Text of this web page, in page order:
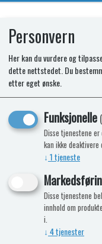
KREMET
Lilla - Lavendel
Kampanje
Personvern
Her kan du vurdere og
dette nettstedet. Du
etter eget ønske.
Funksjonelle
Disse tjenestene
kan ikke
↓ 1tjeneste
Disse tjenestene
innhold om
i.
↓ 4tjenester